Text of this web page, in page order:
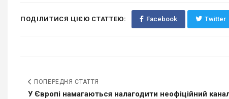
ПОДІЛИТИСЯ ЦІЄЮ СТАТТЕЮ: Facebook Twitter
ПОПЕРЕДНЯ СТАТТЯ
У Європі намагаються налагодити неофіційний